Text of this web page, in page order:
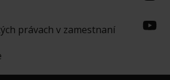
právach v zamestnaní